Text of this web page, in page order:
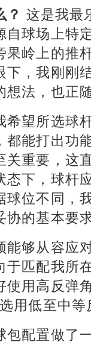
？ 这是我最
自球场上
果岭上的推
下，我刚刚
想法，也正
希望所选球
都能打出功
关重要，这
态下，球杆
球位不同，
协的基本要
能够从容应
于匹配我
使用高反弹
用低至中
包配置做了